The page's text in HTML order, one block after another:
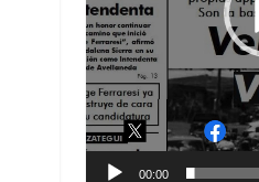
00:00